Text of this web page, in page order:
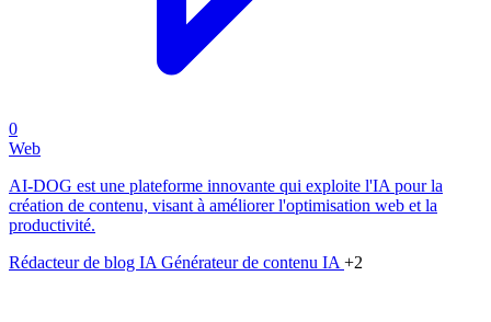
0
Web
AI-DOG est une plateforme innovante qui exploite l'IA pour la
création de contenu, visant à améliorer l'optimisation web et la
productivité.
Rédacteur de blog IA Générateur de contenu IA +2